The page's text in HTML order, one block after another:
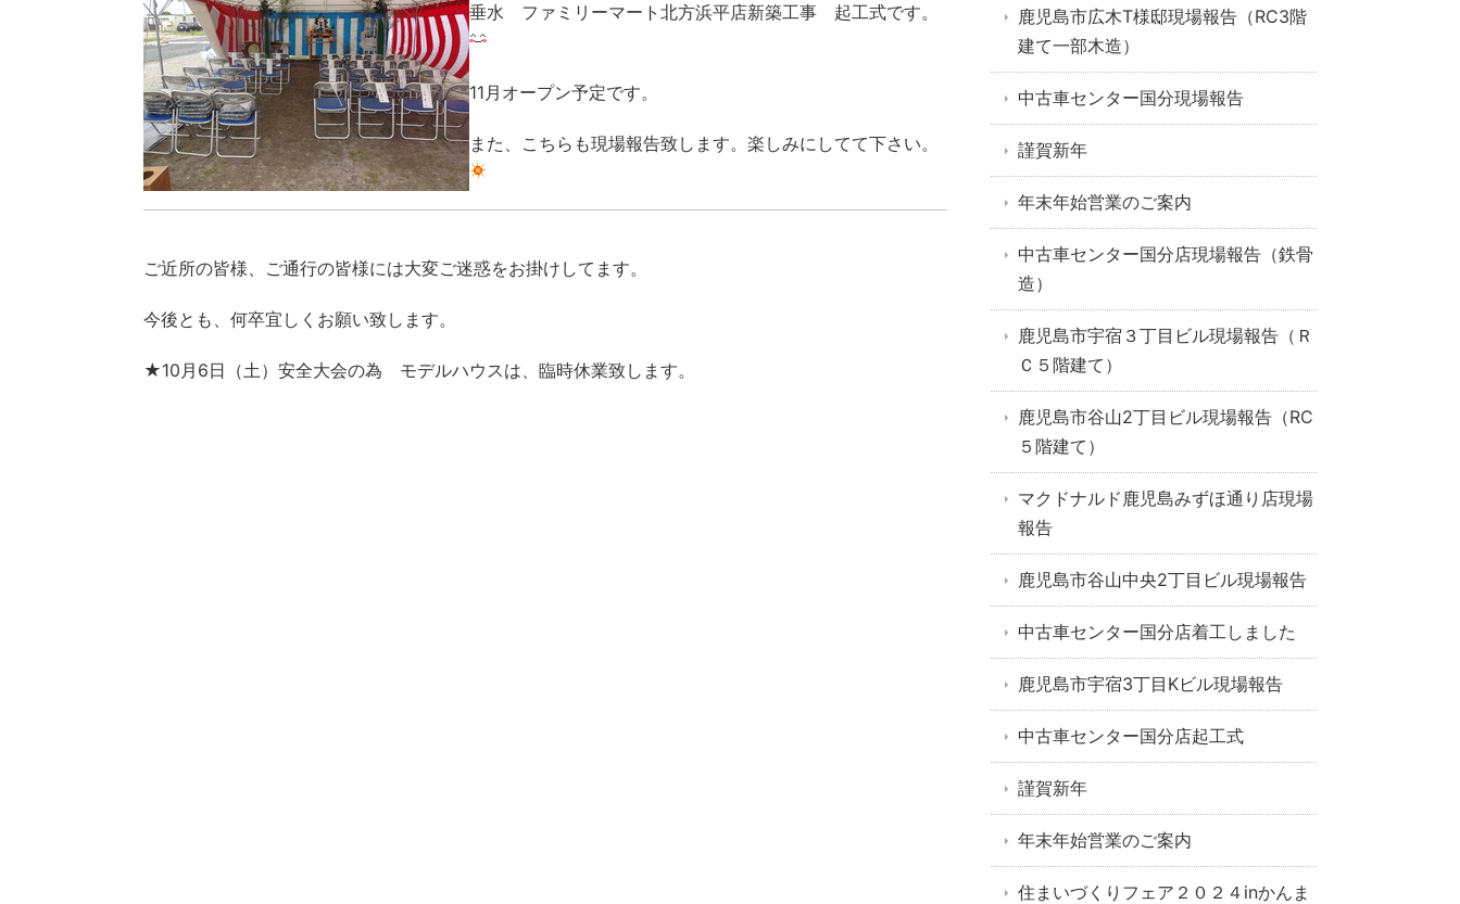
垂水 ファミリーマート北方浜平店新築工事 起工式です。
11月オープン予定です。
また、こちらも現場報告致します。楽しみにしてて下さい。
ご近所の皆様、ご通行の皆様には大変ご迷惑をお掛けしてます。
今後とも、何卒宜しくお願い致します。
★10月6日（土）安全大会の為 モデルハウスは、臨時休業致します。
鹿児島市広木T様邸現場報告（RC3階
建て一部木造）
中古車センター国分現場報告
謹賀新年
年末年始営業のご案内
中古車センター国分店現場報告（鉄骨
造）
鹿児島市宇宿３丁目ビル現場報告（Ｒ
Ｃ５階建て）
鹿児島市谷山2丁目ビル現場報告（RC
５階建て）
マクドナルド鹿児島みずほ通り店現場
報告
鹿児島市谷山中央2丁目ビル現場報告
中古車センター国分店着工しました
鹿児島市宇宿3丁目Kビル現場報告
中古車センター国分店起工式
謹賀新年
年末年始営業のご案内
住まいづくりフェア２０２４inかんま